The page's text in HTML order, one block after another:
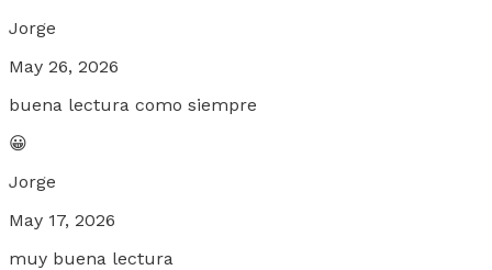
Jorge
May 26, 2026
buena lectura como siempre
😀
Jorge
May 17, 2026
muy buena lectura